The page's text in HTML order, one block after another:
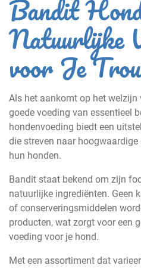
Bandit
Natuurlijke
voor Je
Als het aankomt op het welzijn
goede voeding van essentieel
hondenvoeding biedt een
die streven naar
hun honden.
Bandit staat bekend om zijn
natuurlijke ingrediënten. Geen
of conserveringsmiddelen
producten, wat zorgt voor een
voeding voor je hond.
Met een assortiment dat